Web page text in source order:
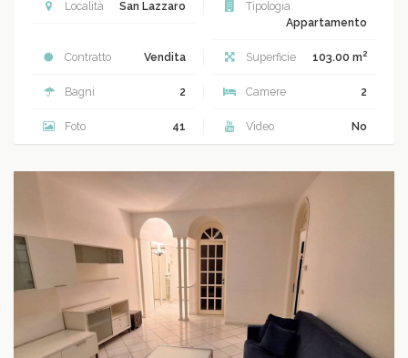
Località San Lazzaro
Tipologia
Appartamento
Contratto Vendita Superficie 103.00 m2
Bagni 2 Camere 2
Foto 41 Video No